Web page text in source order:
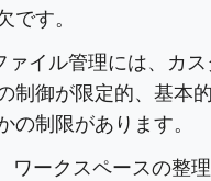
です。
ァイル管理には、カ
制御が限定的、基本
の制限があります。
ワークスペースの整